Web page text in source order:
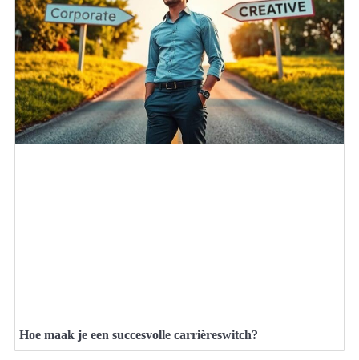
Hoe maak je een succesvolle carrièreswitch?